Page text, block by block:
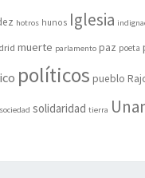
hotros hunos Iglesia
muerte parlamento paz poeta
políticos pueblo
sociedad solidaridad tierra